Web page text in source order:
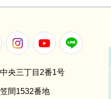
FacebookInstagramYoutube
央三丁目2番1号
間1532番地